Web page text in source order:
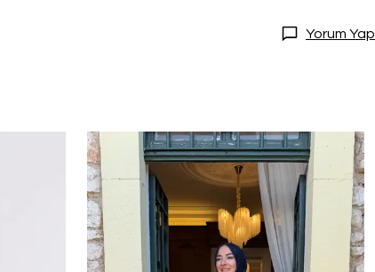
Yorum Yap